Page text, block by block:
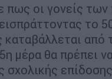
οι γονείς των
το
από
μέρα θα πρέπει
σχολικής